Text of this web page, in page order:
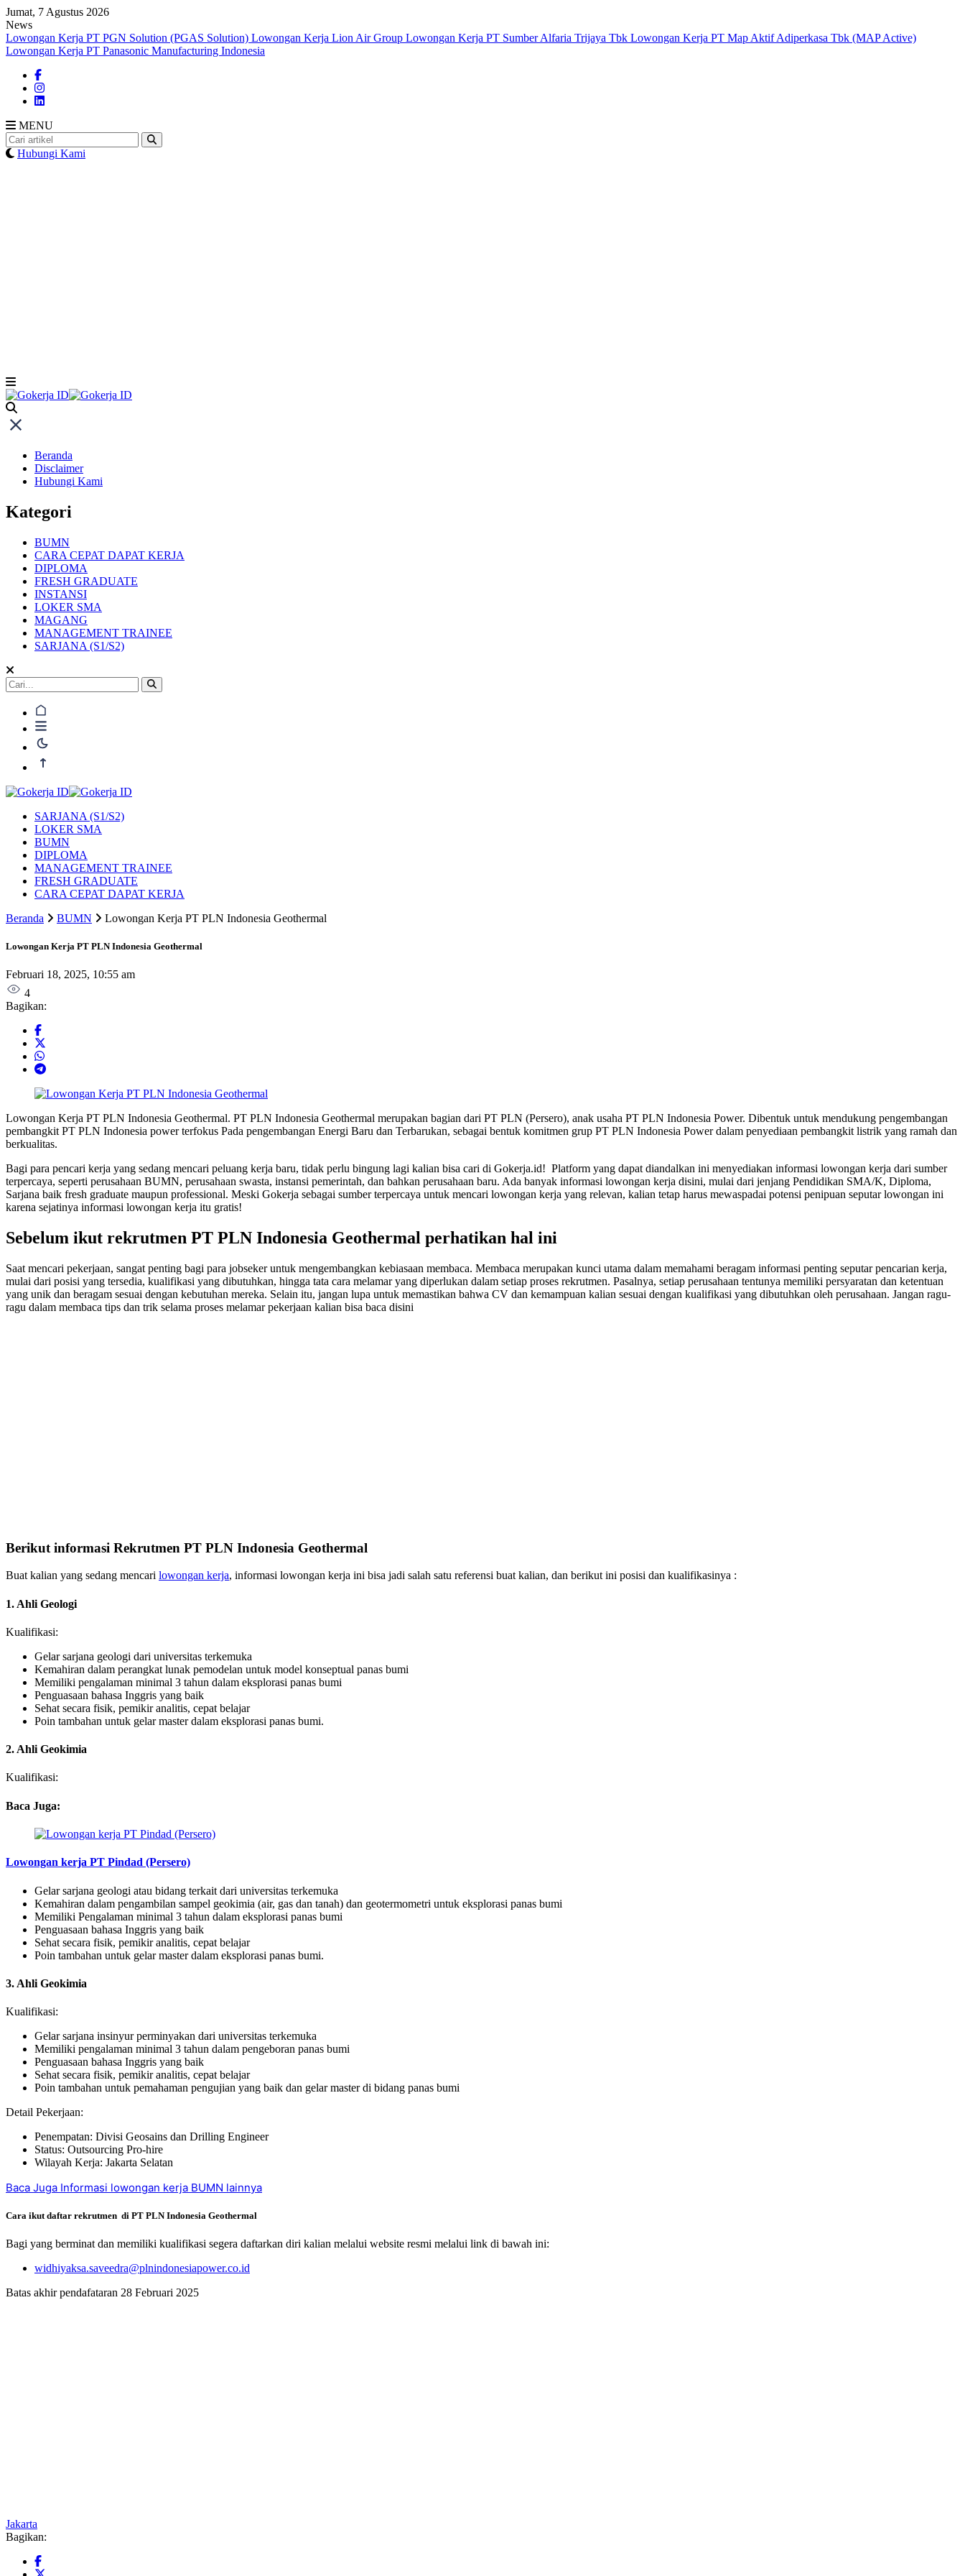
Skip
to
content
Jumat, 7 Agustus 2026
News
Lowongan Kerja PT PGN Solution (PGAS Solution) Lowongan Kerja Lion Air Group Lowongan Kerja PT Sumber Alfaria Trijaya Tbk Lowongan Kerja PT Map Aktif Adiperkasa Tbk (MAP Active)
Lowongan Kerja PT Panasonic Manufacturing Indonesia
MENU
Hubungi Kami
Beranda
Disclaimer
Hubungi Kami
Kategori
BUMN
CARA CEPAT DAPAT KERJA
DIPLOMA
FRESH GRADUATE
INSTANSI
LOKER SMA
MAGANG
MANAGEMENT TRAINEE
SARJANA (S1/S2)
SARJANA (S1/S2)
LOKER SMA
BUMN
DIPLOMA
MANAGEMENT TRAINEE
FRESH GRADUATE
CARA CEPAT DAPAT KERJA
Beranda
BUMN Lowongan Kerja PT PLN Indonesia Geothermal
Lowongan Kerja PT PLN Indonesia Geothermal
Februari 18, 2025, 10:55 am
4
Bagikan:
Lowongan Kerja PT PLN Indonesia Geothermal. PT PLN Indonesia Geothermal merupakan bagian dari PT PLN (Persero), anak usaha PT PLN Indonesia Power. Dibentuk untuk mendukung pengembangan
pembangkit PT PLN Indonesia power terfokus Pada pengembangan Energi Baru dan Terbarukan, sebagai bentuk komitmen grup PT PLN Indonesia Power dalam penyediaan pembangkit listrik yang ramah dan
berkualitas.
Bagi para pencari kerja yang sedang mencari peluang kerja baru, tidak perlu bingung lagi kalian bisa cari di Gokerja.id! Platform yang dapat diandalkan ini menyediakan informasi lowongan kerja dari sumber
terpercaya, seperti perusahaan BUMN, perusahaan swasta, instansi pemerintah, dan bahkan perusahaan baru. Ada banyak informasi lowongan kerja disini, mulai dari jenjang Pendidikan SMA/K, Diploma,
Sarjana baik fresh graduate maupun professional. Meski Gokerja sebagai sumber terpercaya untuk mencari lowongan kerja yang relevan, kalian tetap harus mewaspadai potensi penipuan seputar lowongan ini
karena sejatinya informasi lowongan kerja itu gratis!
Sebelum ikut rekrutmen PT PLN Indonesia Geothermal perhatikan hal ini
Saat mencari pekerjaan, sangat penting bagi para jobseker untuk mengembangkan kebiasaan membaca. Membaca merupakan kunci utama dalam memahami beragam informasi penting seputar pencarian kerja,
mulai dari posisi yang tersedia, kualifikasi yang dibutuhkan, hingga tata cara melamar yang diperlukan dalam setiap proses rekrutmen. Pasalnya, setiap perusahaan tentunya memiliki persyaratan dan ketentuan
yang unik dan beragam sesuai dengan kebutuhan mereka. Selain itu, jangan lupa untuk memastikan bahwa CV dan kemampuan kalian sesuai dengan kualifikasi yang dibutuhkan oleh perusahaan. Jangan ragu-
ragu dalam membaca tips dan trik selama proses melamar pekerjaan kalian bisa baca disini
Berikut informasi Rekrutmen PT PLN Indonesia Geothermal
Buat kalian yang sedang mencari lowongan kerja, informasi lowongan kerja ini bisa jadi salah satu referensi buat kalian, dan berikut ini posisi dan kualifikasinya :
1. Ahli Geologi
Kualifikasi:
Gelar sarjana geologi dari universitas terkemuka
Kemahiran dalam perangkat lunak pemodelan untuk model konseptual panas bumi
Memiliki pengalaman minimal 3 tahun dalam eksplorasi panas bumi
Penguasaan bahasa Inggris yang baik
Sehat secara fisik, pemikir analitis, cepat belajar
Poin tambahan untuk gelar master dalam eksplorasi panas bumi.
2. Ahli Geokimia
Kualifikasi:
Baca Juga:
Lowongan kerja PT Pindad (Persero)
Gelar sarjana geologi atau bidang terkait dari universitas terkemuka
Kemahiran dalam pengambilan sampel geokimia (air, gas dan tanah) dan geotermometri untuk eksplorasi panas bumi
Memiliki Pengalaman minimal 3 tahun dalam eksplorasi panas bumi
Penguasaan bahasa Inggris yang baik
Sehat secara fisik, pemikir analitis, cepat belajar
Poin tambahan untuk gelar master dalam eksplorasi panas bumi.
3. Ahli Geokimia
Kualifikasi:
Gelar sarjana insinyur perminyakan dari universitas terkemuka
Memiliki pengalaman minimal 3 tahun dalam pengeboran panas bumi
Penguasaan bahasa Inggris yang baik
Sehat secara fisik, pemikir analitis, cepat belajar
Poin tambahan untuk pemahaman pengujian yang baik dan gelar master di bidang panas bumi
Detail Pekerjaan:
Penempatan: Divisi Geosains dan Drilling Engineer
Status: Outsourcing Pro-hire
Wilayah Kerja: Jakarta Selatan
Baca Juga Informasi lowongan kerja BUMN lainnya
Cara ikut daftar rekrutmen di PT PLN Indonesia Geothermal
Bagi yang berminat dan memiliki kualifikasi segera daftarkan diri kalian melalui website resmi melalui link di bawah ini:
widhiyaksa.saveedra@plnindonesiapower.co.id
Batas akhir pendafataran 28 Februari 2025
Jakarta
Bagikan: